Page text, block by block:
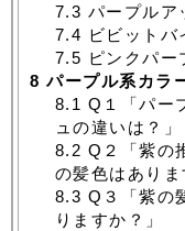
7.3 パープルア
7.4 ビビットバ
7.5 ピンクパー
8 パープル系カラ
8.1 Q１「パー
ュの違いは？」
8.2 Q２「紫の
の髪色はありま
8.3 Q３「紫の
りますか？」